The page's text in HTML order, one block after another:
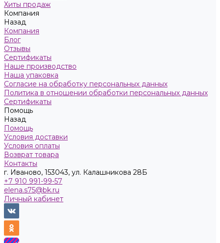
Хиты продаж
Компания
Назад
Компания
Блог
Отзывы
Сертификаты
Наше производство
Наша упаковка
Согласие на обработку персональных данных
Политика в отношении обработки персональных данных
Сертификаты
Помощь
Назад
Помощь
Условия доставки
Условия оплаты
Возврат товара
Контакты
г. Иваново, 153043, ул. Калашникова 28Б
+7 910 991-99-57
elena.s75@bk.ru
Личный кабинет